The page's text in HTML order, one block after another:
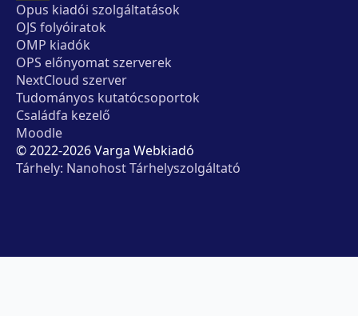
Opus kiadói szolgáltatások
OJS folyóiratok
OMP kiadók
OPS előnyomat szerverek
NextCloud szerver
Tudományos kutatócsoportok
Családfa kezelő
Moodle
© 2022-2026 Varga Webkiadó
Tárhely: Nanohost Tárhelyszolgáltató